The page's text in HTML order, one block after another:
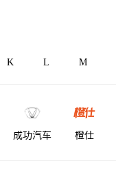
K L M
成功汽车 橙仕